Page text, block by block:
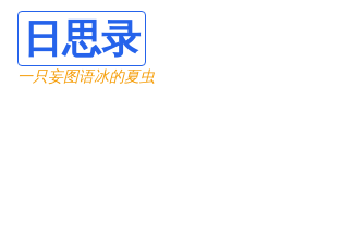
日思录
一只妄图语冰的夏虫